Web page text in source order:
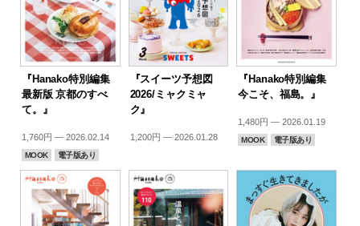
『Hanako特別編集
最新版 京都のすべ
て。』
1,760円 — 2026.02.14
MOOK 電子版あり
『スイーツ予想図
2026/ミャクミャ
ク』
1,200円 — 2026.01.28
『Hanako特別編集
今こそ、福島。』
1,480円 — 2026.01.19
MOOK 電子版あり